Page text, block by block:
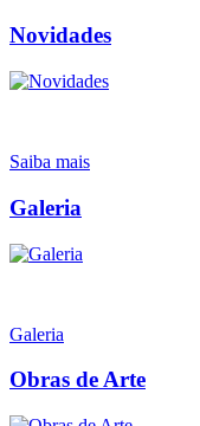
Novidades
Saiba mais
Galeria
Galeria
Obras de Arte